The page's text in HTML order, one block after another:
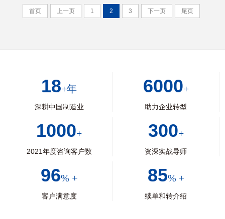
首页 上一页 1 2 3 下一页 尾页
18+年
深耕中国制造业
6000+
助力企业转型
1000+
2021年度咨询客户数
300+
资深实战导师
96% +
客户满意度
85% +
续单和转介绍